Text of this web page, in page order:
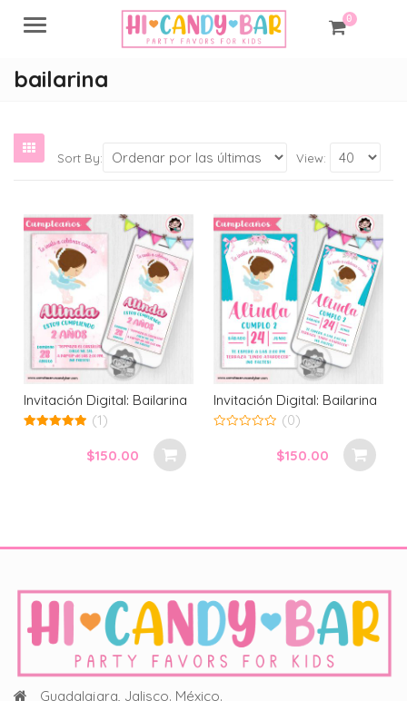
Menu 0
bailarina
Sort By: View:
Invitación Digital: Bailarina
(1)
$150.00
Invitación Digital: Bailarina
(0)
$150.00
Guadalajara, Jalisco. México.